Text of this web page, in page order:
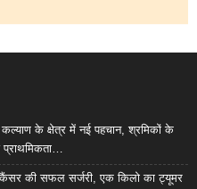
के क्षेत्र में नई पहचान, श्रमिकों के
कैंसर की सफल सर्जरी, एक किलो का ट्यूमर